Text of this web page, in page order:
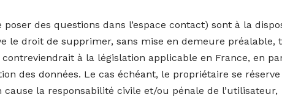
des questions dans l’espace contact) sont à la
le droit de supprimer, sans mise en demeure préalable,
à la législation applicable en France, en
des données. Le cas échéant, le propriétaire se réserve
la responsabilité civile et/ou pénale de l’utilisateur,